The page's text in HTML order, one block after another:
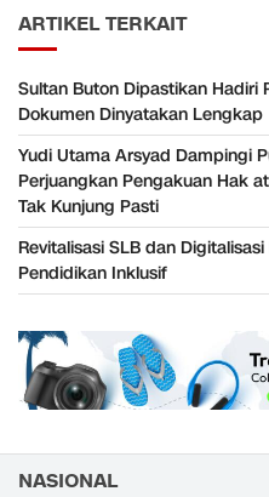
ARTIKEL TERKAIT
Sultan Buton Dipastikan Hadiri
Dokumen Dinyatakan Lengkap
Yudi Utama Arsyad Dampingi
Perjuangkan Pengakuan Hak
Tak Kunjung Pasti
Revitalisasi SLB dan
Pendidikan Inklusif
NASIONAL